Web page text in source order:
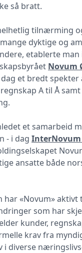
så bratt.
tilnærming
dyktige og
etablerte man
Novum
et bredt spekter
A til Å samt
et samarbeid
- i dag InterNovum
ansatte både
har «Novum» aktivt
som har
kunder,
krav fra
i diverse